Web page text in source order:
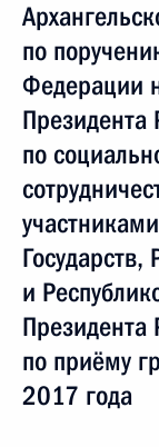
по
Федерации
Президента
по
Государств,
и
Президента
по приёму
2017 года